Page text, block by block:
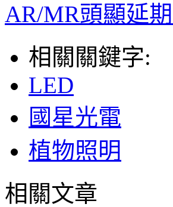
AR/MR頭顯延
相關關鍵字:
LED
國星光電
植物照明
相關文章